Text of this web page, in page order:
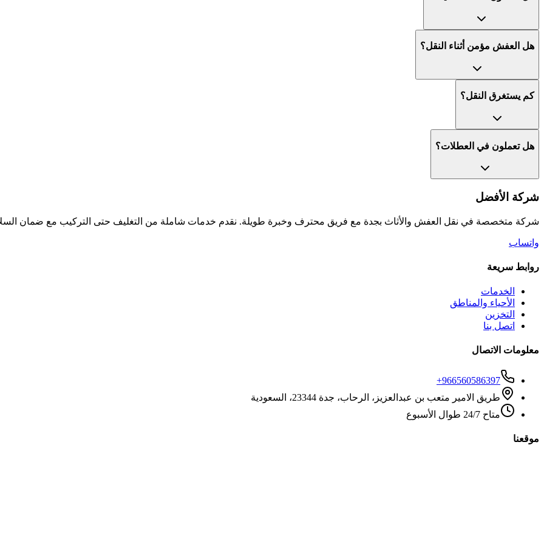
هل العفش مؤمن أثناء النقل؟
كم يستغرق النقل؟
هل تعملون في العطلات؟
شركة الأفضل
شركة متخصصة في نقل العفش والأثاث بجدة مع فريق محترف وخبرة طويلة. نقدم خدمات شاملة من التغليف حتى التركيب مع ضمان
واتساب
روابط سريعة
الخدمات
الأحياء والمناطق
التخزين
اتصل بنا
معلومات الاتصال
+966560586397
طريق الامير متعب بن عبدالعزيز، الرحاب، جدة 23344، السعودية
متاح 24/7 طوال الأسبوع
موقعنا